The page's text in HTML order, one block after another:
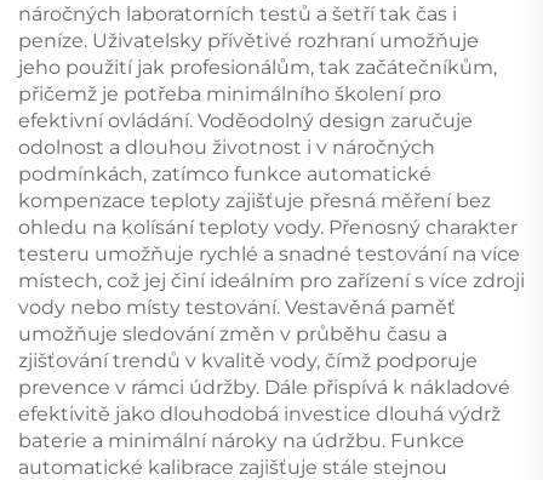
náročných laboratorních testů a šetří tak čas i
peníze. Uživatelsky přívětivé rozhraní umožňuje
jeho použití jak profesionálům, tak začátečníkům,
přičemž je potřeba minimálního školení pro
efektivní ovládání. Voděodolný design zaručuje
odolnost a dlouhou životnost i v náročných
podmínkách, zatímco funkce automatické
kompenzace teploty zajišťuje přesná měření bez
ohledu na kolísání teploty vody. Přenosný charakter
testeru umožňuje rychlé a snadné testování na více
místech, což jej činí ideálním pro zařízení s více zdroji
vody nebo místy testování. Vestavěná paměť
umožňuje sledování změn v průběhu času a
zjišťování trendů v kvalitě vody, čímž podporuje
prevence v rámci údržby. Dále přispívá k nákladové
efektivitě jako dlouhodobá investice dlouhá výdrž
baterie a minimální nároky na údržbu. Funkce
automatické kalibrace zajišťuje stále stejnou